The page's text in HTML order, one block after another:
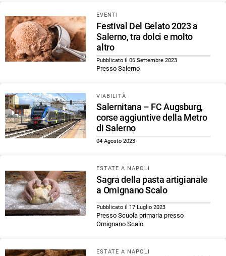
EVENTI
Festival Del Gelato 2023 a
Salerno, tra dolci e molto
altro
Pubblicato il 06 Settembre 2023
Presso Salerno
VIABILITÀ
Salernitana – FC Augsburg,
corse aggiuntive della Metro
di Salerno
04 Agosto 2023
ESTATE A NAPOLI
Sagra della pasta artigianale
a Omignano Scalo
Pubblicato il 17 Luglio 2023
Presso Scuola primaria presso
Omignano Scalo
ESTATE A NAPOLI